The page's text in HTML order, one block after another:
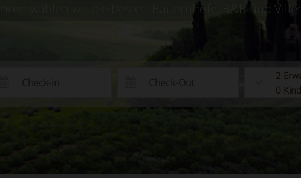
wählen wir die besten Bauernhöfe, B&B und
2
0